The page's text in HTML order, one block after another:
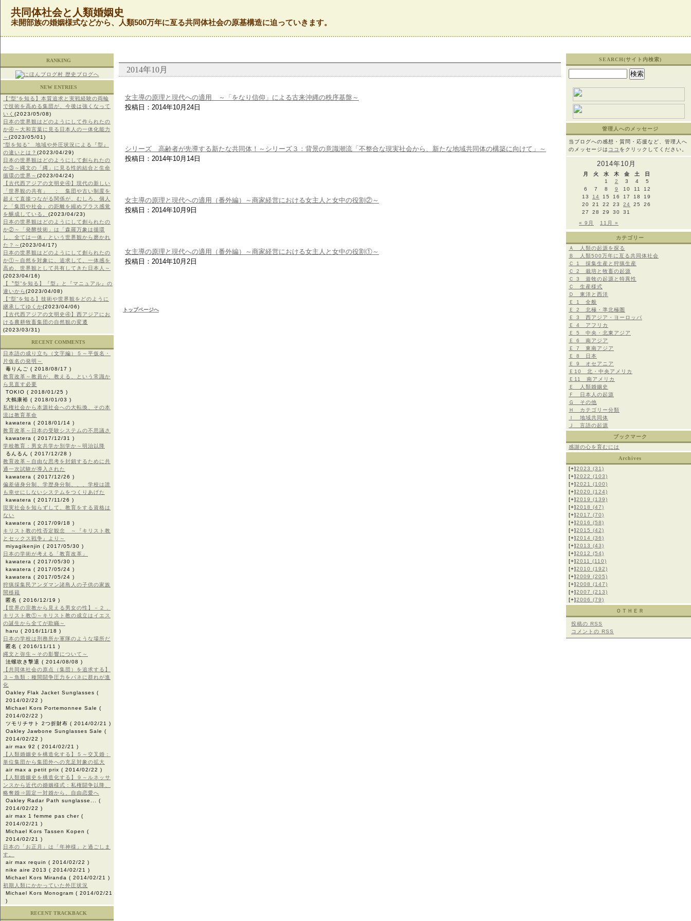
共同体社会と人類婚姻史
未開部族の婚姻様式などから、人類500万年に亙る共同体社会の原基構造に迫っていきます。
RANKING
NEW ENTRIES
【”型”を知る】本質追求と実戦経験の両輪
で技術を高める集団が、今後は強くなって
いく (2023/05/08)
日本の世界観はどのようにして作られたの
か④～大和言葉に見る日本人の一体化能力
～ (2023/05/01)
“型を知る” 地域や外圧状況による『型』
の違いとは？ (2023/04/29)
日本の世界観はどのようにして創られたの
か③～縄文の「縄」に見る性的結合と生命
循環の世界～ (2023/04/24)
【古代西アジアの文明史④】現代の新しい
「世界観の共有」 ： 集団や古い制度を
超えて直接つながる関係が、むしろ、個人
と「集団や社会」の距離を縮めプラス感覚
を醸成している。 (2023/04/23)
日本の世界観はどのようにして創られたの
か②～「発酵技術」は「森羅万象は循環
し、全ては一体」という世界観から磨かれ
た？～ (2023/04/17)
日本の世界観はどのようにして創られたの
か①～自然を対象に、追求して、一体感を
高め、世界観として共有してきた日本人～
(2023/04/16)
【〝型”を知る】『型』と『マニュアル』の
違いから(2023/04/08)
【“型”を知る】技術や世界観をどのように
継承してゆくか(2023/04/06)
【古代西アジアの文明史④】西アジアにお
ける農耕牧畜集団の自然観の変遷
(2023/03/31)
RECENT COMMENTS
日本語の成り立ち（文字編）５～平仮名・
片仮名の発明～
毒りんご ( 2018/08/17 )
教育改革～教員が、教える、という常識か
ら見直す必要
TOKIO ( 2018/01/25 )
大鶴康裕 ( 2018/01/03 )
私権社会から本源社会への大転換、その本
流は教育革命
kawatera ( 2018/01/14 )
教育改革～日本の受験システムの不思議さ
kawatera ( 2017/12/31 )
学校教育：男女共学か別学か～明治以降
るんるん ( 2017/12/28 )
教育改革～自由な思考を封鎖するために共
通一次試験が導入された
kawatera ( 2017/12/26 )
偏差値身分制、学歴身分制、、、学校は誰
も幸せにしないシステムをつくりあげた
kawatera ( 2017/11/26 )
現実社会を知らずして、教育をする資格は
ない
kawatera ( 2017/09/18 )
キリスト教の性否定観念 ～『キリスト教
とセックス戦争』より～
miyagikenjin ( 2017/05/30 )
日本の学術が考える「教育改革」
kawatera ( 2017/05/30 )
kawatera ( 2017/05/24 )
kawatera ( 2017/05/24 )
狩猟採集民アンダマン諸島人の子供の家族
間移籍
匿名 ( 2016/12/19 )
【世界の宗教から見える男女の性】－２．
キリスト教①～キリスト教の成立はイエス
の誕生から全てが欺瞞～
haru ( 2016/11/18 )
日本の学校は刑務所か軍隊のような場所だ
匿名 ( 2016/11/11 )
縄文と弥生～その影響について～
法螺吹き撃退 ( 2014/08/08 )
【共同体社会の原点（集団）を追求する】
３～魚類：種間闘争圧力をバネに群れが進
化
Oakley Flak Jacket Sunglasses (
2014/02/22 )
Michael Kors Portemonnee Sale (
2014/02/22 )
ツモリチサト 2つ折財布 ( 2014/02/21 )
Oakley Jawbone Sunglasses Sale (
2014/02/22 )
air max 92 ( 2014/02/21 )
【人類婚姻史を構造化する】５～交叉婚：
単位集団から集団外への充足対象の拡大
air max a petit prix ( 2014/02/22 )
【人類婚姻史を構造化する】９～ルネッサ
ンスから近代の婚姻様式：私権闘争以降、
略奪婚⇒固定一対婚から、自由恋愛へ
Oakley Radar Path sunglasse... (
2014/02/22 )
air max 1 femme pas cher (
2014/02/21 )
Michael Kors Tassen Kopen (
2014/02/21 )
日本の「お正月」は「年神様」と過ごしま
す。
air max requin ( 2014/02/22 )
nike aire 2013 ( 2014/02/21 )
Michael Kors Miranda ( 2014/02/21 )
初期人類にかかっていた外圧状況
Michael Kors Monogram ( 2014/02/21
)
RECENT TRACKBACK
2014年10月
女主導の原理と現代への適用 ～「をなり信仰」による古来沖縄の秩序基盤～
投稿日：2014年10月24日
シリーズ 高齢者が先導する新たな共同体！～シリーズ３：背景の意識潮流「不整合な現実社会から、新たな地域共同体の構築に向けて」～
投稿日：2014年10月14日
女主導の原理と現代への適用（番外編）～商家経営における女主人と女中の役割②～
投稿日：2014年10月9日
女主導の原理と現代への適用（番外編）～商家経営における女主人と女中の役割①～
投稿日：2014年10月2日
トップページへ
SEARCH(サイト内検索)
索:
管理人へのメッセージ
当ブログへの感想・質問・応援など、管理人へ
のメッセージは ココ をクリックしてください。
2014年10月
月 火 水 木 金 土
日
1
2 3 4
5
6
7 8 9 10 11
12
13
14 15 16 17 18
19
20
21 22 23 24 25
26
27
28 29 30
31
« 9月
11月 »
カテゴリー
Ａ 人類の起源を探る
Ｂ 人類500万年に亙る共同体社会
Ｃ 1 採集生産と狩猟生産
Ｃ 2 栽培と牧畜の起源
Ｃ 3 遊牧の起源と特異性
Ｃ 生産様式
Ｄ 東洋と西洋
Ｅ 1 全般
Ｅ 2 北極・準北極圏
Ｅ 3 西アジア・ヨーロッパ
Ｅ 4 アフリカ
Ｅ 5 中央・北東アジア
Ｅ 6 南アジア
Ｅ 7 東南アジア
Ｅ 8 日本
Ｅ 9 オセアニア
Ｅ10 北・中央アメリカ
Ｅ11 南アメリカ
Ｅ 人類婚姻史
Ｆ 日本人の起源
Ｇ その他
Ｈ カテゴリー分類
Ｉ 地域共同体
Ｊ 言語の起源
ブックマーク
感謝の心を育むには
Archives
[+]2023 (31)
[+]2022 (103)
[+]2021 (100)
[+]2020 (124)
[+]2019 (139)
[+]2018 (47)
[+]2017 (70)
[+]2016 (58)
[+]2015 (42)
[+]2014 (36)
[+]2013 (43)
[+]2012 (54)
[+]2011 (110)
[+]2010 (192)
[+]2009 (205)
[+]2008 (147)
[+]2007 (213)
[+]2006 (79)
ＯＴＨＥＲ
投稿の RSS
コメントの RSS